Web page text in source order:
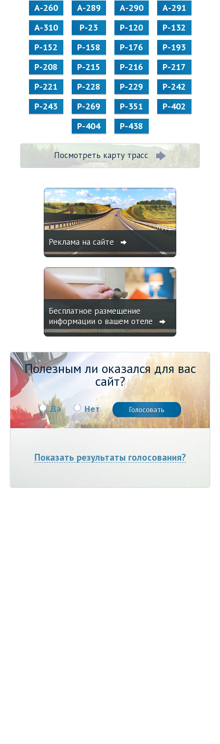
А-260
А-289 А-290
А-291
А-310
Р-23 Р-120
Р-132
Р-152
Р-158 Р-176
Р-193
Р-208
Р-215 Р-216
Р-217
Р-221
Р-228 Р-229
Р-242
Р-243
Р-269 Р-351
Р-402
Р-404
Р-438
Посмотреть карту трасс
Реклама на сайте
Бесплатное размещение
информации о вашем отеле
Полезным ли оказался для вас
сайт?
Да Нет
Показать результаты голосования?